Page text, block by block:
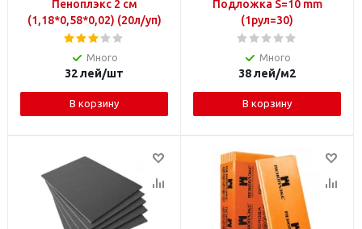
Пеноплэкс 2 см
(1,18*0,58*0,02) (20л/уп)
Много
32лей/шт
В корзину
Подложка S=10 mm
(1рул=30)
Много
38лей/м2
В корзину